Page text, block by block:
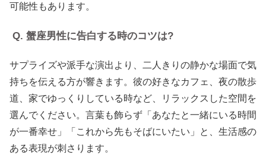
可能性もあります。
Q. 蟹座男性に告白する時のコツは?
サプライズや派手な演出より、二人きりの静かな場面で気
持ちを伝える方が響きます。彼の好きなカフェ、夜の散歩
道、家でゆっくりしている時など、リラックスした空間を
選んでください。言葉も飾らず「あなたと一緒にいる時間
が一番幸せ」「これから先もそばにいたい」と、生活感の
ある表現が刺さります。